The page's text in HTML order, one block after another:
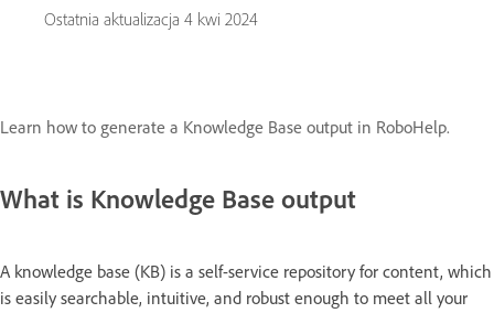
Ostatnia aktualizacja 4 kwi 2024
Learn how to generate a Knowledge Base output in RoboHelp.
What is Knowledge Base output
A knowledge base (KB) is a self-service repository for content, which
is easily searchable, intuitive, and robust enough to meet all your